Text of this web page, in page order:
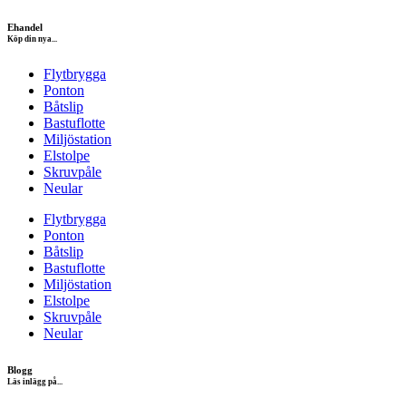
Ehandel
Köp din nya...
Flytbrygga
Ponton
Båtslip
Bastuflotte
Miljöstation
Elstolpe
Skruvpåle
Neular
Flytbrygga
Ponton
Båtslip
Bastuflotte
Miljöstation
Elstolpe
Skruvpåle
Neular
Blogg
Läs inlägg på...